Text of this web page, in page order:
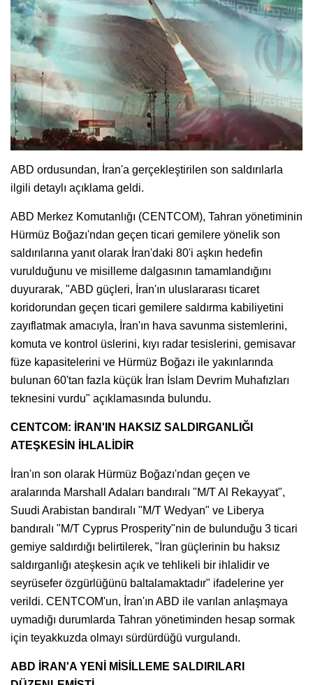
ABD ordusundan, İran'a gerçekleştirilen son saldırılarla
ilgili detaylı açıklama geldi.
ABD Merkez Komutanlığı (CENTCOM), Tahran yönetiminin
Hürmüz Boğazı'ndan geçen ticari gemilere yönelik son
saldırılarına yanıt olarak İran'daki 80'i aşkın hedefin
vurulduğunu ve misilleme dalgasının tamamlandığını
duyurarak, "ABD güçleri, İran'ın uluslararası ticaret
koridorundan geçen ticari gemilere saldırma kabiliyetini
zayıflatmak amacıyla, İran'ın hava savunma sistemlerini,
komuta ve kontrol üslerini, kıyı radar tesislerini, gemisavar
füze kapasitelerini ve Hürmüz Boğazı ile yakınlarında
bulunan 60'tan fazla küçük İran İslam Devrim Muhafızları
teknesini vurdu" açıklamasında bulundu.
CENTCOM: İRAN'IN HAKSIZ SALDIRGANLIĞI
ATEŞKESİN İHLALİDİR
İran'ın son olarak Hürmüz Boğazı'ndan geçen ve
aralarında Marshall Adaları bandıralı "M/T Al Rekayyat",
Suudi Arabistan bandıralı "M/T Wedyan" ve Liberya
bandıralı "M/T Cyprus Prosperity"nin de bulunduğu 3 ticari
gemiye saldırdığı belirtilerek, "İran güçlerinin bu haksız
saldırganlığı ateşkesin açık ve tehlikeli bir ihlalidir ve
seyrüsefer özgürlüğünü baltalamaktadır" ifadelerine yer
verildi. CENTCOM'un, İran'ın ABD ile varılan anlaşmaya
uymadığı durumlarda Tahran yönetiminden hesap sormak
için teyakkuzda olmayı sürdürdüğü vurgulandı.
ABD İRAN'A YENİ MİSİLLEME SALDIRILARI